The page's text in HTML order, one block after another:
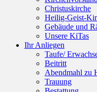
Christuskirche
Heilig-Geist-
Gebäude und
Unsere KiTas
Ihr Anliegen
Taufe/
Beitritt
Abendmahl zu
Trauung